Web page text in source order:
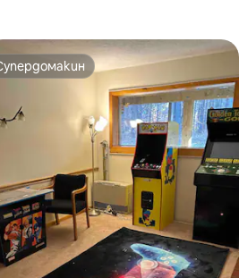
4,99 от 5, 151 отзива